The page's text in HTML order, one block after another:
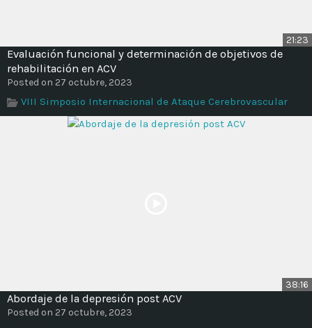
21:23
Evaluación funcional y determinación de objetivos de
rehabilitación en ACV
Posted on 27 octubre, 2023
VIII Simposio Internacional de Ataque Cerebrovascular
38:16
Abordaje de la depresión post ACV
Posted on 27 octubre, 2023